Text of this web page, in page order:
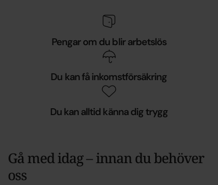
Pengar om du blir arbetslös
Du kan få inkomstförsäkring
Du kan alltid känna dig trygg
Gå med idag – innan du behöver
oss